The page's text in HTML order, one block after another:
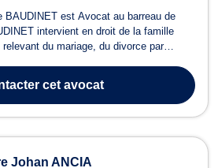
BAUDINET est Avocat au barreau de
intervient en droit de la famille
du mariage, du divorce par
fait ainsi que dans tous les aspects de
cet avocat
Johan ANCIA